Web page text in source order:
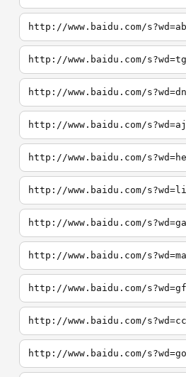
http://www.baidu.com/s?wd=ab
http://www.baidu.com/s?wd=tg
http://www.baidu.com/s?wd=dn
http://www.baidu.com/s?wd=aj
http://www.baidu.com/
http://www.baidu.com/
http://www.baidu.com/
http://www.baidu.com/
http://www.baidu.com/
http://www.baidu.com/
http://www.baidu.com/